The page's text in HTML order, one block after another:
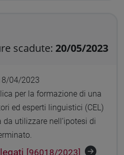
scadute: 20/05/2023
04/2023
per la formazione di una
ed esperti linguistici (CEL)
utilizzare nell’ipotesi di
[96018/2023]